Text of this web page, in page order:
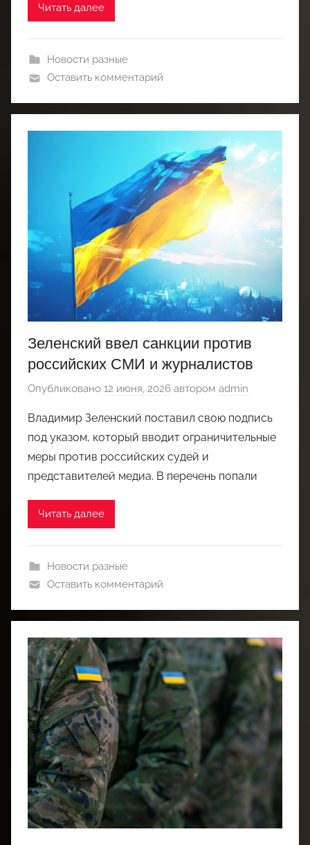
Читать далее
Новости разные
Оставить комментарий
Зеленский ввел санкции против
российских СМИ и журналистов
Опубликовано 12 июня, 2026 автором admin
Владимир Зеленский поставил свою подпись
под указом, который вводит ограничительные
меры против российских судей и
представителей медиа. В перечень попали
Читать далее
Новости разные
Оставить комментарий